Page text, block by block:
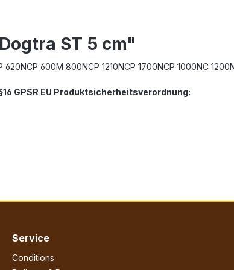
ST 5 cm"
600M 800NCP 1210NCP 1700NCP 1000NC
GPSR EU Produktsicherheitsverordnung:
Service
Conditions